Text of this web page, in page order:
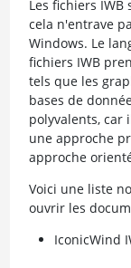
Les fichiers
cela n'entrave
Windows. Le
fichiers IWB
tels que les
bases de
polyvalents, car
une approche
approche
Voici une liste
ouvrir les
IconicWind